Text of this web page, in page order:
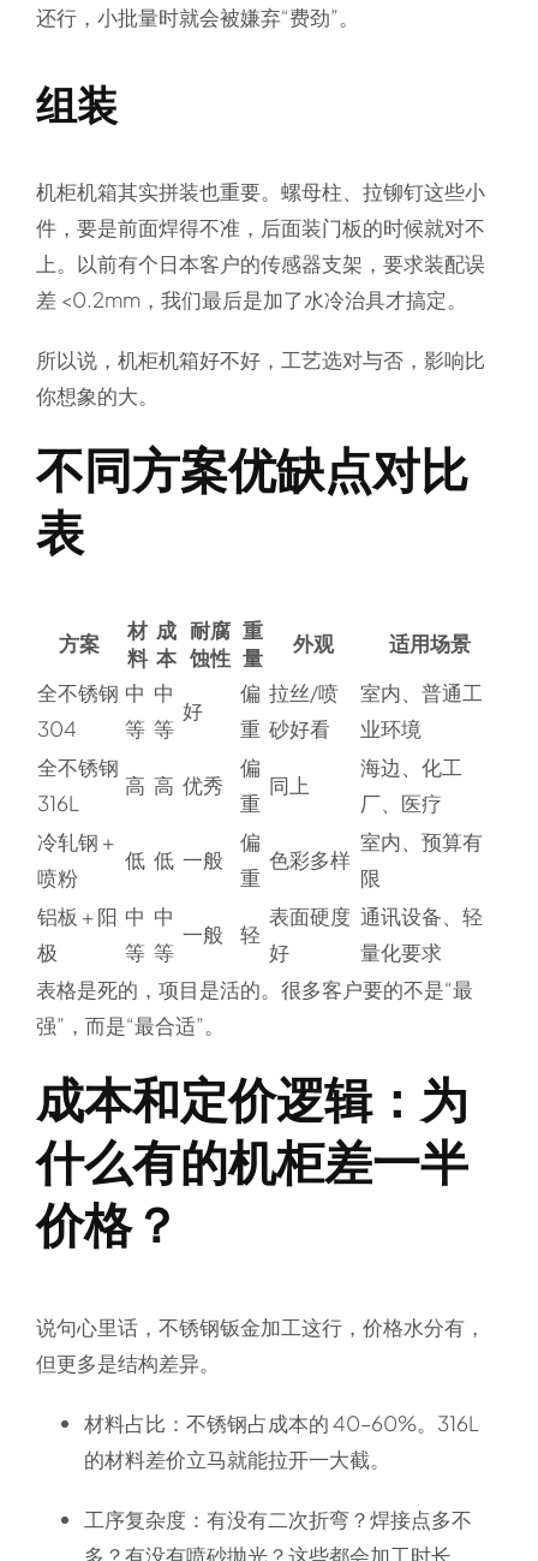
还行，小批量时就会被嫌弃“费劲”。
组装
机柜机箱其实拼装也重要。螺母柱、拉铆钉这些小
件，要是前面焊得不准，后面装门板的时候就对不
上。以前有个日本客户的传感器支架，要求装配误
差 <0.2mm，我们最后是加了水冷治具才搞定。
所以说，机柜机箱好不好，工艺选对与否，影响比
你想象的大。
不同方案优缺点对比
表
方案
材
料
成
本
耐腐
蚀性
重
量
外观
适用场景
全不锈钢
304
中
等
中
等
好
偏
重
拉丝/喷
砂好看
室内、普通工
业环境
全不锈钢
316L
高 高 优秀
偏
重
同上
海边、化工
厂、医疗
冷轧钢 +
喷粉
低 低 一般
偏
重
色彩多样
室内、预算有
限
铝板 + 阳
极
中
等
中
等
一般 轻
表面硬度
好
通讯设备、轻
量化要求
表格是死的，项目是活的。很多客户要的不是“最
强”，而是“最合适”。
成本和定价逻辑：为
什么有的机柜差一半
价格？
说句心里话，不锈钢钣金加工这行，价格水分有，
但更多是结构差异。
材料占比 ：不锈钢占成本的 40–60%。316L
的材料差价立马就能拉开一大截。
工序复杂度 ：有没有二次折弯？焊接点多不
多？有没有喷砂抛光？这些都会加工时长。